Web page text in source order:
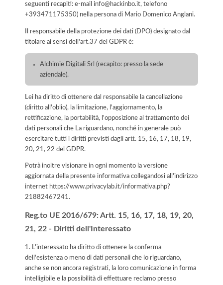
seguenti recapiti: e-mail info@hackinbo.it, telefono
+393471175350) nella persona di Mario Domenico Anglani.
Il responsabile della protezione dei dati (DPO) designato dal
titolare ai sensi dell'art.37 del GDPR è:
Alchimie Digitali Srl (recapito: presso la sede
aziendale).
Lei ha diritto di ottenere dal responsabile la cancellazione
(diritto all'oblio), la limitazione, l'aggiornamento, la
rettificazione, la portabilità, l'opposizione al trattamento dei
dati personali che La riguardano, nonché in generale può
esercitare tutti i diritti previsti dagli artt. 15, 16, 17, 18, 19,
20, 21, 22 del GDPR.
Potrà inoltre visionare in ogni momento la versione
aggiornata della presente informativa collegandosi all'indirizzo
internet https://www.privacylab.it/informativa.php?
21882467241 .
Reg.to UE 2016/679: Artt. 15, 16, 17, 18, 19, 20,
21, 22 - Diritti dell'Interessato
1. L'interessato ha diritto di ottenere la conferma
dell'esistenza o meno di dati personali che lo riguardano,
anche se non ancora registrati, la loro comunicazione in forma
intelligibile e la possibilità di effettuare reclamo presso